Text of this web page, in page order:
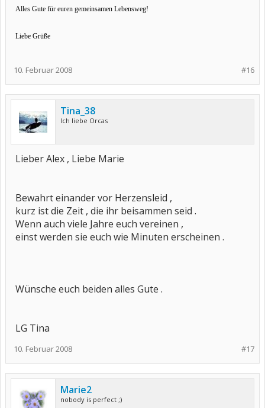
Alles Gute für euren gemeinsamen Lebensweg!
Liebe Grüße
#16
10. Februar 2008
Tina_38
Ich liebe Orcas
Lieber Alex , Liebe Marie
Bewahrt einander vor Herzensleid ,
kurz ist die Zeit , die ihr beisammen seid .
Wenn auch viele Jahre euch vereinen ,
einst werden sie euch wie Minuten erscheinen .
Wünsche euch beiden alles Gute .
LG Tina
#17
10. Februar 2008
Marie2
nobody is perfect ;)